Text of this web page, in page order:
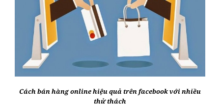
Cách bán hàng online hiệu quả trên facebook với nhiều
thử thách